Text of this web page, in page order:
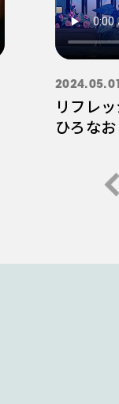
2024.05.01
リフレ
ひろな